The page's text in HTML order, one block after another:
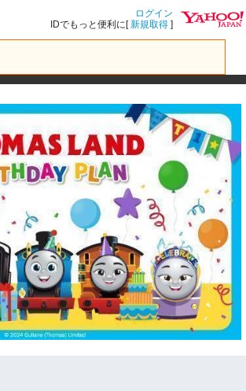
ログイン
IDでもっと便利に[新規取得 ]